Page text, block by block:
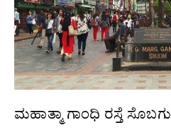
ಮಹಾತ್ಮಾ ಗಾಂಧಿ ರಸ್ತೆ ಸೊಬಗು